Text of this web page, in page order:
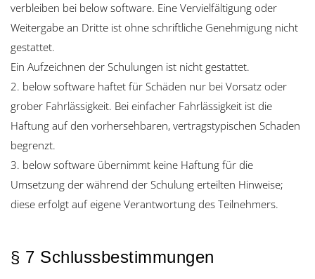
verbleiben bei below software. Eine Vervielfältigung oder
Weitergabe an Dritte ist ohne schriftliche Genehmigung nicht
gestattet.
Ein Aufzeichnen der Schulungen ist nicht gestattet.
2. below software haftet für Schäden nur bei Vorsatz oder
grober Fahrlässigkeit. Bei einfacher Fahrlässigkeit ist die
Haftung auf den vorhersehbaren, vertragstypischen Schaden
begrenzt.
3. below software übernimmt keine Haftung für die
Umsetzung der während der Schulung erteilten Hinweise;
diese erfolgt auf eigene Verantwortung des Teilnehmers.
§ 7 Schlussbestimmungen